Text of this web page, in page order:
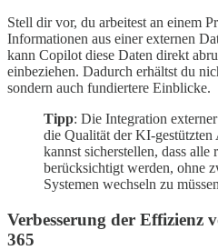
Stell dir vor, du arbeitest an einem
Informationen aus einer externen
kann Copilot diese Daten direkt
einbeziehen. Dadurch erhältst du
sondern auch fundiertere Einblicke.
Tipp: Die Integration
die Qualität der KI-
kannst sicherstellen, dass alle
berücksichtigt werden, ohne
Systemen wechseln zu
Verbesserung der Effizienz
365